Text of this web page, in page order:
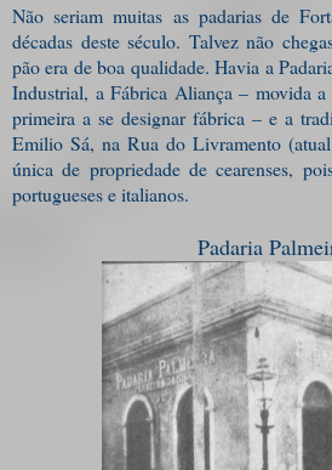
Não seriam muitas as padarias de
décadas deste século. Talvez não
pão era de boa qualidade. Havia a
Industrial, a Fábrica Aliança – movida
primeira a se designar fábrica – e a
Emilio Sá, na Rua do Livramento
única de propriedade de cearenses,
portugueses e italianos.
Padaria